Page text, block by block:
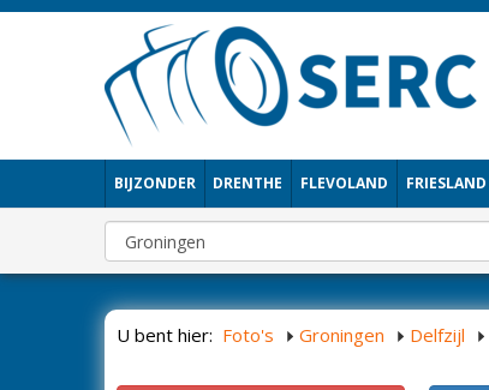
BIJZONDER DRENTHE FLEVOLAND FRIESLAND
U bent hier: Foto's Groningen Delfzijl